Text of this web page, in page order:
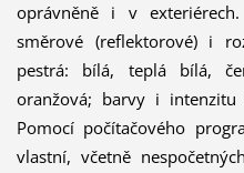
oprávněně i v
směrové (reflektorové) i
pestrá: bílá, teplá bílá,
oranžová; barvy i
Pomocí počítačového
vlastní, včetně